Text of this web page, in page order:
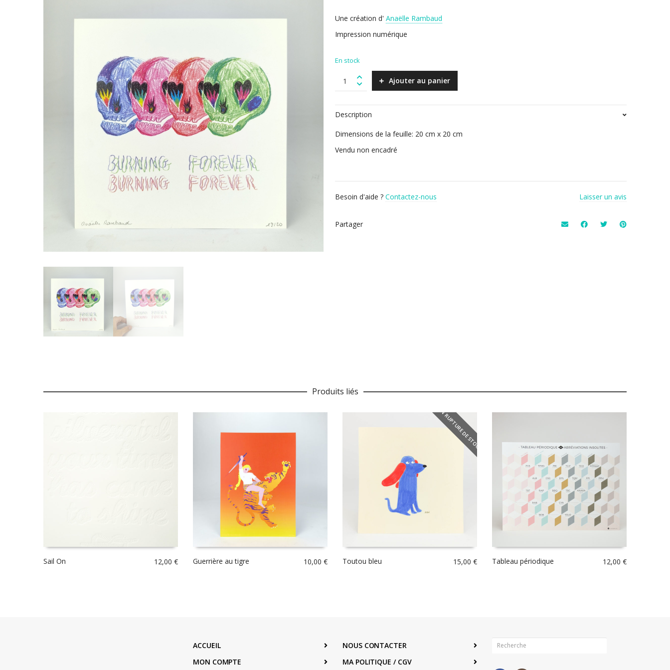
Une création d' Anaëlle Rambaud
Impression numérique
En stock
Burning
forever
Ajouter au panier
Description
Dimensions de la feuille: 20 cm x 20 cm
Vendu non encadré
Besoin d'aide ? Contactez-nous Laisser un avis
Partager
Produits liés
Sail On 12,00 € Guerrière au tigre 10,00 €
EN RUPTURE DE STOCK
Toutou bleu 15,00 € Tableau périodique 12,00 €
ACCUEIL
MON COMPTE
NOUS CONTACTER
MA POLITIQUE / CGV